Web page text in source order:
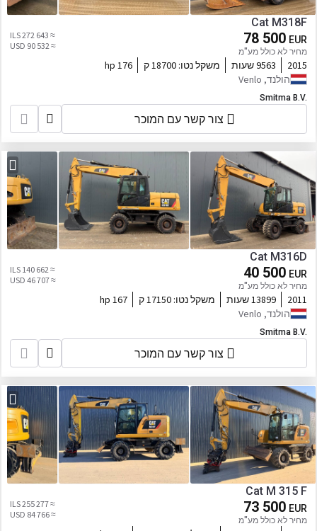
Cat M318F
78 500 EUR
מחיר לא כולל מע"מ
≈ 272 643 ILS
≈ 90 532 USD
2015 9563 שעות משקל נטו: 18700 ק
176 hp
הולנד, Venlo
Smitma B.V.
צור קשר עם המוכר
Cat M316D
40 500 EUR
מחיר לא כולל מע"מ
≈ 140 662 ILS
≈ 46 707 USD
2011 13899 שעות משקל נטו: 17150 ק
167 hp
הולנד, Venlo
Smitma B.V.
צור קשר עם המוכר
Cat M 315 F
73 500 EUR
מחיר לא כולל מע"מ
≈ 255 277 ILS
≈ 84 766 USD